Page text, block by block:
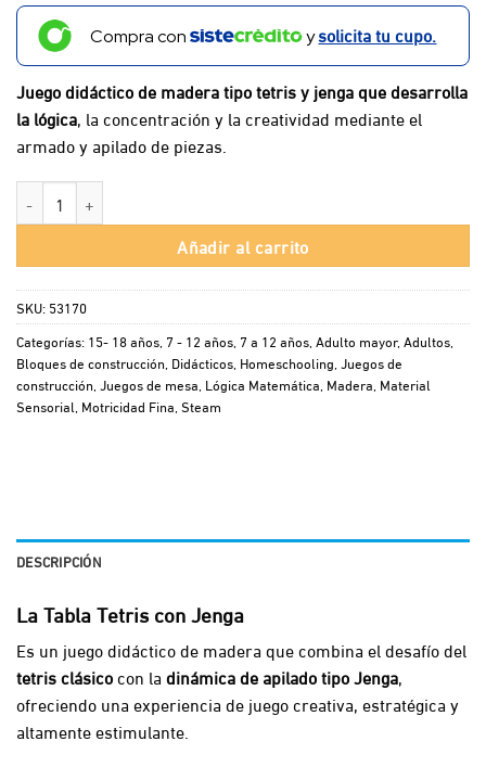
Compra con ysolicita tu cupo.
Juego didáctico de madera tipo tetris y jenga que desarrolla
la lógica, la concentración y la creatividad mediante el
armado y apilado de piezas.
Añadir al carrito
SKU: 53170
Categorías: 15- 18 años 7 - 12 años 7 a 12 años Adulto mayor, Adultos
Bloques de construcción Didácticos Homeschooling Juegos de
construcción Juegos de mesa Lógica Matemática Madera Material
Sensorial Motricidad Fina Steam
DESCRIPCIÓN
La Tabla Tetris con Jenga
Es un juego didáctico de madera que combina el desafío del
tetris clásicocon la dinámica de apilado tipo Jenga,
ofreciendo una experiencia de juego creativa, estratégica y
altamente estimulante.